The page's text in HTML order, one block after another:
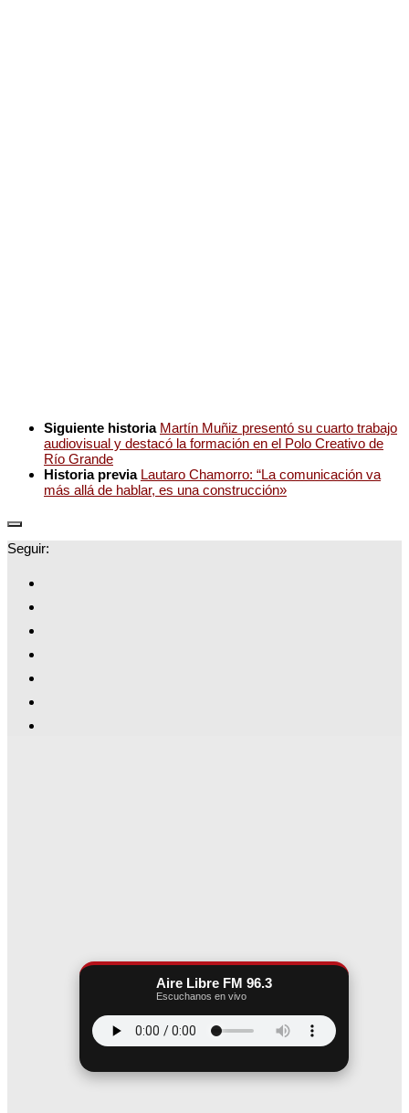
Siguiente historia Martín Muñiz presentó su cuarto trabajo
audiovisual y destacó la formación en el Polo Creativo de
Río Grande
Historia previa Lautaro Chamorro: “La comunicación va
más allá de hablar, es una construcción»
Seguir:
Aire Libre FM 96.3
Escuchanos en vivo